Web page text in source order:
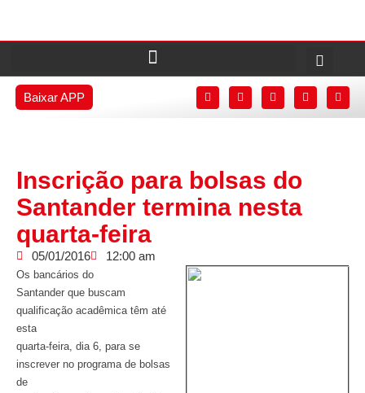
Baixar APP
Inscrição para bolsas do
Santander termina nesta
quarta-feira
05/01/2016 12:00 am
Os bancários do
Santander que buscam
qualificação acadêmica têm até
esta
quarta-feira, dia 6, para se
inscrever no programa de bolsas
de